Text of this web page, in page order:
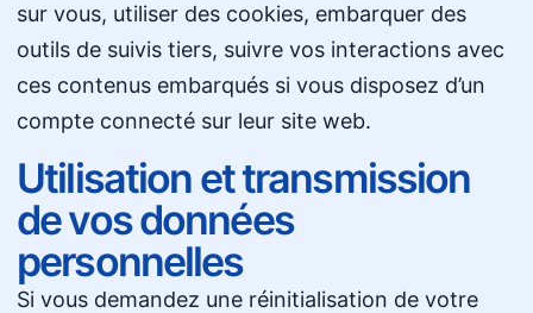
sur vous, utiliser des cookies, embarquer des
outils de suivis tiers, suivre vos interactions avec
ces contenus embarqués si vous disposez d’un
compte connecté sur leur site web.
Utilisation et transmission
de vos données
personnelles
Si vous demandez une réinitialisation de votre